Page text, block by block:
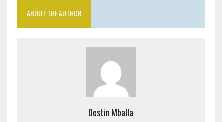
ABOUT THE AUTHOR
Destin Mballa